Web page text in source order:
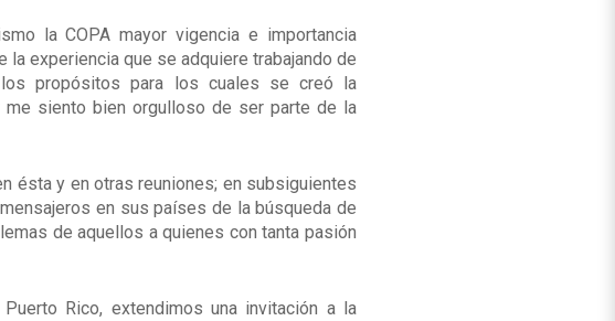
la COPA mayor vigencia e importancia
experiencia que se adquiere trabajando de
los propósitos para los cuales se creó la
me siento bien orgulloso de ser parte de la
ésta y en otras reuniones; en subsiguientes
en sus países de la búsqueda de
de aquellos a quienes con tanta pasión
Rico, extendimos una invitación a la